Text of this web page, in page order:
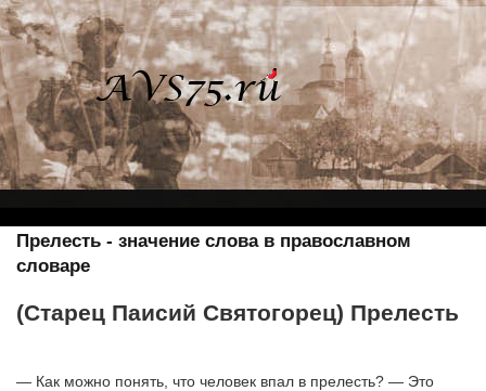
Прелесть - значение слова в православном
словаре
(Старец Паисий Святогорец) Прелесть
— Как можно понять, что человек впал в прелесть? — Это